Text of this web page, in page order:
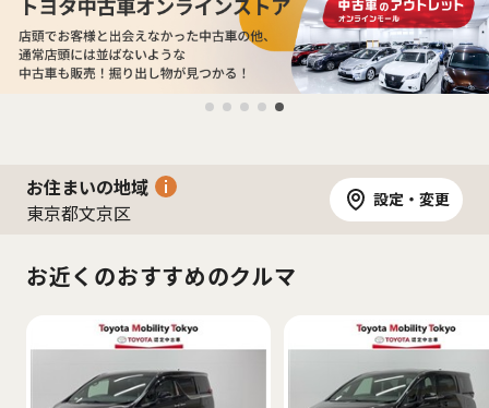
お住まいの地域
東京都文京区
設定・変更
お近くのおすすめのクルマ